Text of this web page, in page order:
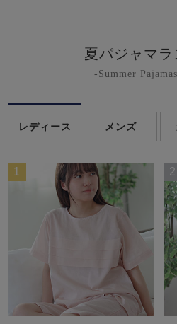
夏パジャマ
-Summer
レディース メンズ
1 2